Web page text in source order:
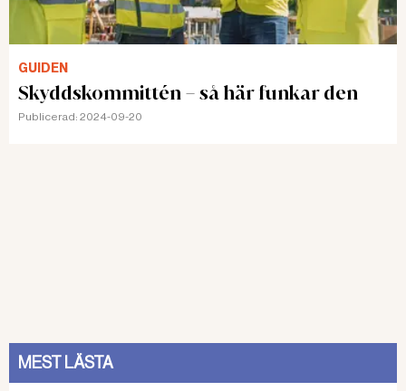
GUIDEN
Skyddskommittén – så här funkar den
Publicerad: 2024-09-20
MEST LÄSTA